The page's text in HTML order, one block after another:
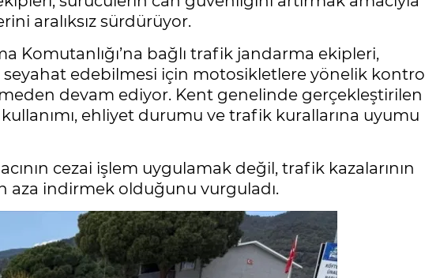
aralıksız sürdürüyor.
Komutanlığı’na bağlı trafik jandarma ekipleri,
edebilmesi için motosikletlere yönelik kontrol
devam ediyor. Kent genelinde gerçekleştirilen
ehliyet durumu ve trafik kurallarına uyumu
cezai işlem uygulamak değil, trafik kazalarının
aza indirmek olduğunu vurguladı.